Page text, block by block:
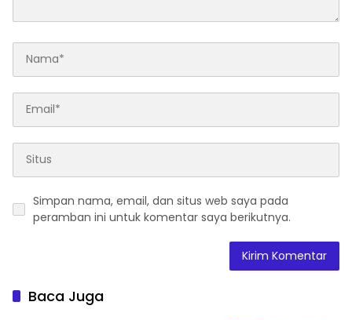
Simpan nama, email, dan situs web saya pada
peramban ini untuk komentar saya berikutnya.
Baca Juga